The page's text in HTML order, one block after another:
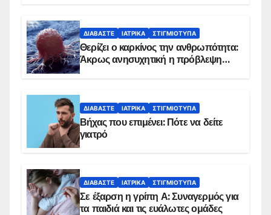
ΔΙΑΒΆΣΤΕ ΙΑΤΡΙΚΆ ΣΤΙΓΜΙΌΤΥΠΑ
Θερίζει ο καρκίνος την ανθρωπότητα:
Άκρως ανησυχητική η πρόβλεψη…
ΔΙΑΒΆΣΤΕ ΙΑΤΡΙΚΆ ΣΤΙΓΜΙΌΤΥΠΑ
Βήχας που επιμένει: Πότε να δείτε
γιατρό
ΔΙΑΒΆΣΤΕ ΙΑΤΡΙΚΆ ΣΤΙΓΜΙΌΤΥΠΑ
Σε έξαρση η γρίπη Α: Συναγερμός για
τα παιδιά και τις ευάλωτες ομάδες